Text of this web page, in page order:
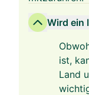
Wird ein
ist,
Land